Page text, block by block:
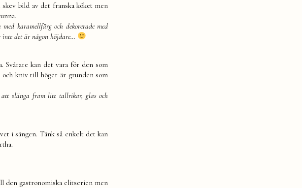
bild av det franska köket men
karamellfärg och dekorerade med
det är någon höjdare…
kan det vara för den som
kniv till höger är grunden som
slänga fram lite tallrikar, glas och
i sängen. Tänk så enkelt det kan
den gastronomiska elitserien men